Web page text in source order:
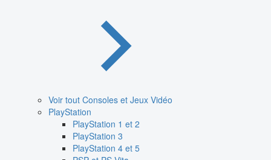
Voir tout Consoles et Jeux Vidéo
PlayStation
PlayStation 1 et 2
PlayStation 3
PlayStation 4 et 5